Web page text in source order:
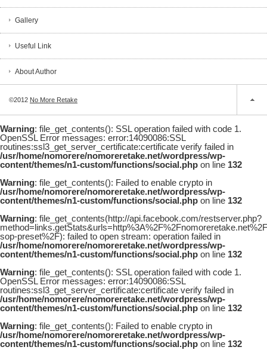
Gallery
Useful Link
About Author
©2012 No More Retake
Warning: file_get_contents(): SSL operation failed with code 1.
OpenSSL Error messages: error:14090086:SSL
routines:ssl3_get_server_certificate:certificate verify failed in
/usr/home/nomorere/nomoreretake.net/wordpress/wp-
content/themes/n1-custom/functions/social.php on line 132
Warning: file_get_contents(): Failed to enable crypto in
/usr/home/nomorere/nomoreretake.net/wordpress/wp-
content/themes/n1-custom/functions/social.php on line 132
Warning: file_get_contents(http://api.facebook.com/restserver.php?
sop-preset%2F): failed to open stream: operation failed in
/usr/home/nomorere/nomoreretake.net/wordpress/wp-
content/themes/n1-custom/functions/social.php on line 132
Warning: file_get_contents(): SSL operation failed with code 1.
OpenSSL Error messages: error:14090086:SSL
routines:ssl3_get_server_certificate:certificate verify failed in
/usr/home/nomorere/nomoreretake.net/wordpress/wp-
content/themes/n1-custom/functions/social.php on line 132
Warning: file_get_contents(): Failed to enable crypto in
/usr/home/nomorere/nomoreretake.net/wordpress/wp-
content/themes/n1-custom/functions/social.php on line 132